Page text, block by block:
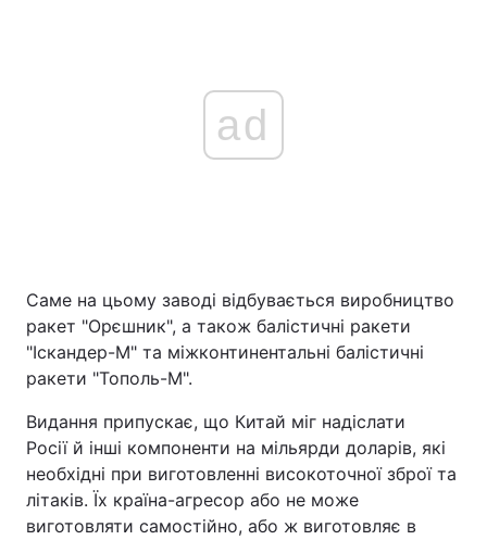
ad
Саме на цьому заводі відбувається виробництво
ракет "Орєшник", а також балістичні ракети
"Іскандер-М" та міжконтинентальні балістичні
ракети "Тополь-М".
Видання припускає, що Китай міг надіслати
Росії й інші компоненти на мільярди доларів, які
необхідні при виготовленні високоточної зброї та
літаків. Їх країна-агресор або не може
виготовляти самостійно, або ж виготовляє в